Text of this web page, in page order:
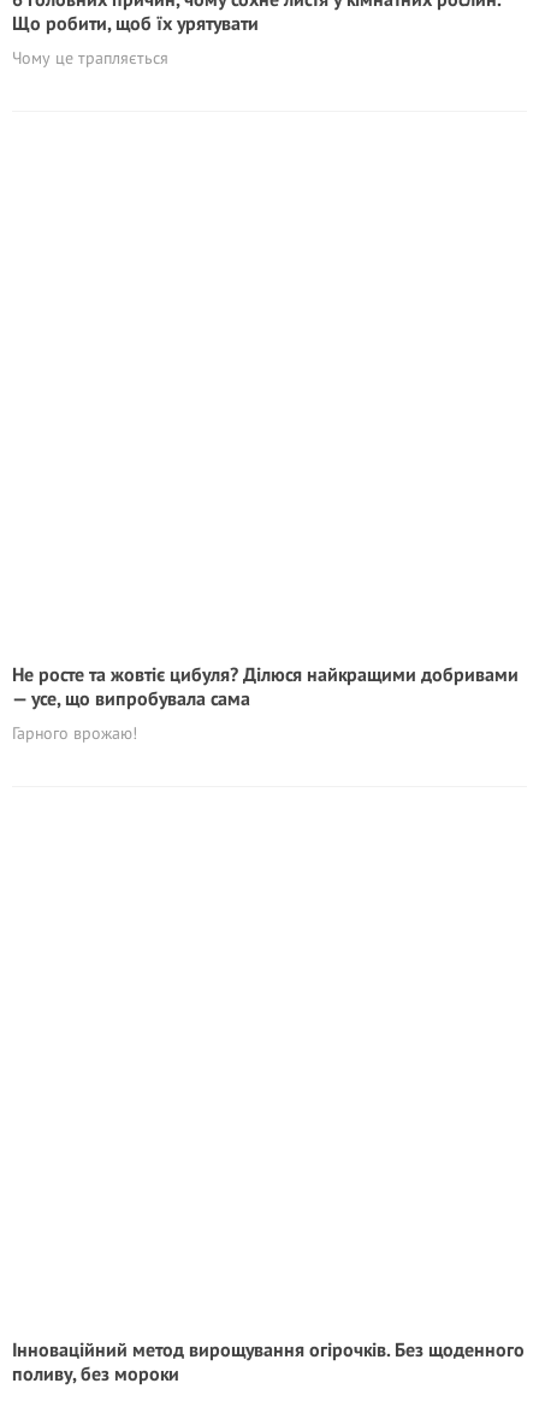
Що робити, щоб їх урятувати
Чому це трапляється
Не росте та жовтіє цибуля? Ділюся найкращими добривами
— усе, що випробувала сама
Гарного врожаю!
Інноваційний метод вирощування огірочків. Без щоденного
поливу, без мороки